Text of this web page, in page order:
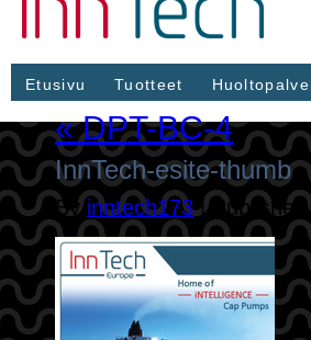
Etusivu Tuotteet
«DPT-BC-4
InnTech-esite-thumb
Byinntech173 | Published